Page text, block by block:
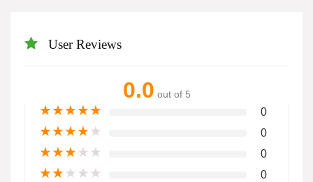
User Reviews
0.0 out of 5
★★★★★ 0
★★★★★ 0
★★★★★ 0
★★★★★ 0